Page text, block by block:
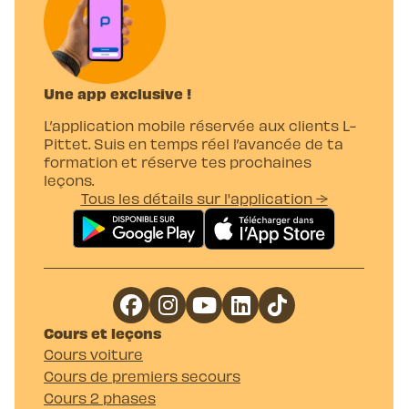
formations spécifiques pour améliorer ta
conduite après la réception du permis. Chez
L-Pittet, nous t’accompagnons tout au long
de ces étapes avec une pédagogie adaptée
pour maximiser tes chances d’obtenir ton
permis voiture rapidement et en
toute sérénité.
Une app exclusive !
L’application mobile réservée aux clients L-
Pittet. Suis en temps réel l’avancée de ta
formation et réserve tes prochaines
leçons.
Tous les détails sur l'application →
Cours et leçons
Cours voiture
Cours de premiers secours
Cours 2 phases